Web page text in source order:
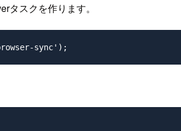
タスクを作ります。